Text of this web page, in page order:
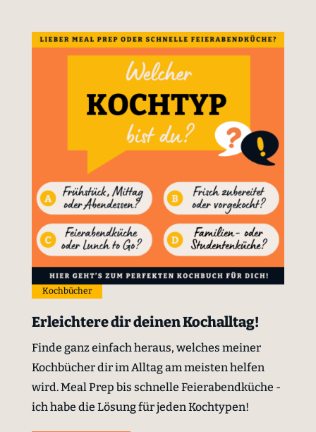
Kochbücher
Erleichtere dir deinen Kochalltag!
Finde ganz einfach heraus, welches meiner
Kochbücher dir im Alltag am meisten helfen
wird. Meal Prep bis schnelle Feierabendküche -
ich habe die Lösung für jeden Kochtypen!